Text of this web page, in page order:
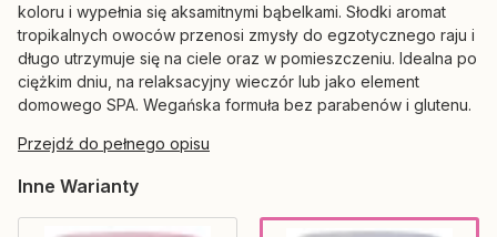
koloru i wypełnia się aksamitnymi bąbelkami. Słodki aromat
tropikalnych owoców przenosi zmysły do egzotycznego raju i
długo utrzymuje się na ciele oraz w pomieszczeniu. Idealna po
ciężkim dniu, na relaksacyjny wieczór lub jako element
domowego SPA. Wegańska formuła bez parabenów i glutenu.
Przejdź do pełnego opisu
Inne Warianty